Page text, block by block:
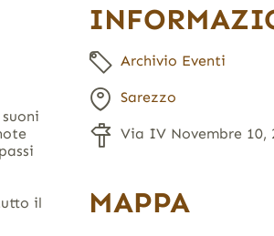
il
Archivio Eventi
Sarezzo
Via IV Novembre 10,
MAPPA